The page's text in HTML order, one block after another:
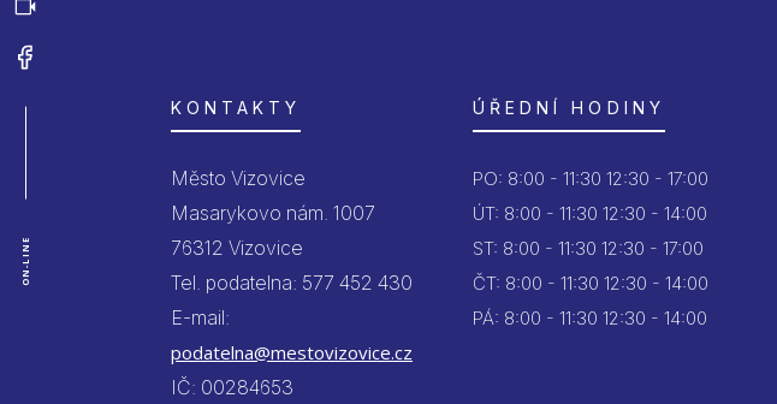
ON-LINE
KONTAKTY
Město Vizovice
Masarykovo nám. 1007
76312 Vizovice
Tel. podatelna: 577 452 430
E-mail:
podatelna@mestovizovice.cz
IČ: 00284653
ÚŘEDNÍ HODINY
PO: 8:00 - 11:30 12:30 - 17:00
ÚT: 8:00 - 11:30 12:30 - 14:00
ST: 8:00 - 11:30 12:30 - 17:00
ČT: 8:00 - 11:30 12:30 - 14:00
PÁ: 8:00 - 11:30 12:30 - 14:00